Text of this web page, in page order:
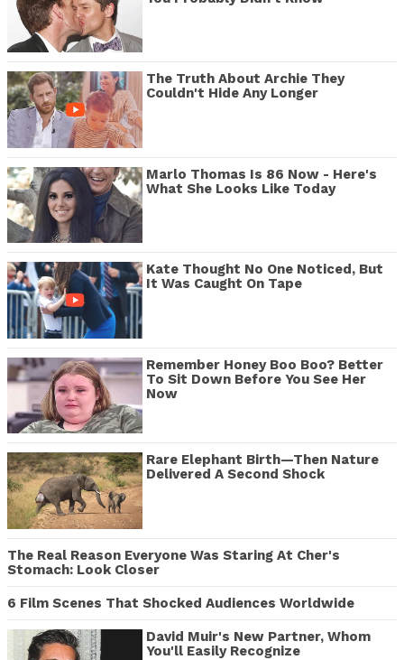
The Truth About Archie They
Couldn't Hide Any Longer
Marlo Thomas Is 86 Now - Here's
What She Looks Like Today
Kate Thought No One Noticed, But
It Was Caught On Tape
Remember Honey Boo Boo? Better
To Sit Down Before You See Her
Now
Rare Elephant Birth—Then Nature
Delivered A Second Shock
The Real Reason Everyone Was Staring At Cher's
Stomach: Look Closer
6 Film Scenes That Shocked Audiences Worldwide
David Muir's New Partner, Whom
You'll Easily Recognize